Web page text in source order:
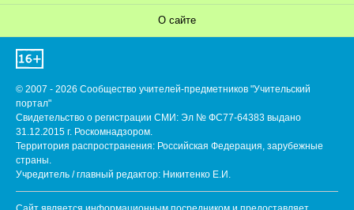
О сайте
© 2007 - 2026 Сообщество учителей-предметников "Учительский
портал"
Свидетельство о регистрации СМИ: Эл № ФС77-64383 выдано
31.12.2015 г. Роскомнадзором.
Территория распространения: Российская Федерация, зарубежные
страны.
Учредитель / главный редактор: Никитенко Е.И.